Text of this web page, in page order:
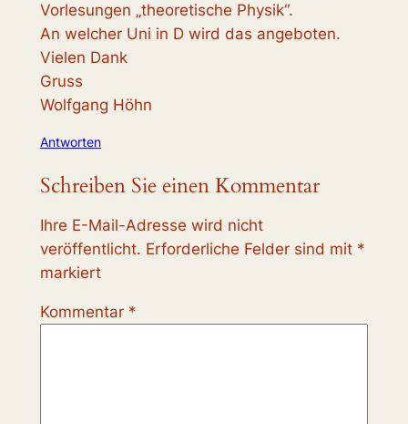
Vorlesungen „theoretische Physik“.
An welcher Uni in D wird das angeboten.
Vielen Dank
Gruss
Wolfgang Höhn
Antworten
Schreiben Sie einen Kommentar
Ihre E-Mail-Adresse wird nicht
veröffentlicht. Erforderliche Felder sind mit *
markiert
Kommentar *